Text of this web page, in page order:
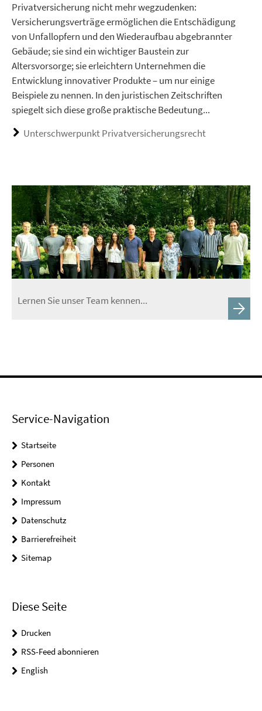
Privatversicherung nicht mehr wegzudenken:
Versicherungsverträge ermöglichen die Entschädigung
von Unfallopfern und den Wiederaufbau abgebrannter
Gebäude; sie sind ein wichtiger Baustein zur
Altersvorsorge; sie erleichtern Unternehmen die
Entwicklung innovativer Produkte – um nur einige
Beispiele zu nennen. In den juristischen Zeitschriften
spiegelt sich diese große praktische Bedeutung...
Unterschwerpunkt Privatversicherungsrecht
Lernen Sie unser Team kennen...
Service-Navigation
Startseite
Personen
Kontakt
Impressum
Datenschutz
Barrierefreiheit
Sitemap
Diese Seite
Drucken
RSS-Feed abonnieren
English